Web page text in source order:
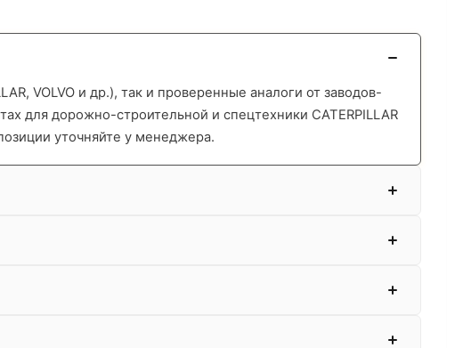
VOLVO и др.), так и проверенные аналоги от заводов-
для дорожно-строительной и спецтехники CATERPILLAR
уточняйте у менеджера.